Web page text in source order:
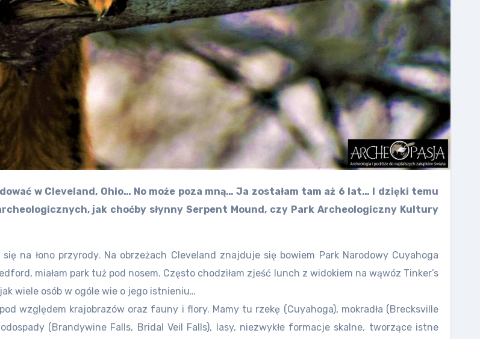
w Cleveland, Ohio… No może poza mną… Ja zostałam tam aż 6 lat… I dzięki temu
jak choćby słynny Serpent Mound, czy Park Archeologiczny Kultury
na łono przyrody. Na obrzeżach Cleveland znajduje się bowiem Park Narodowy Cuyahoga
miałam park tuż pod nosem. Często chodziłam zjeść lunch z widokiem na wąwóz Tinker’s
wiele osób w ogóle wie o jego istnieniu…
względem krajobrazów oraz fauny i flory. Mamy tu rzekę (Cuyahoga), mokradła (Brecksville
(Brandywine Falls, Bridal Veil Falls), lasy, niezwykłe formacje skalne, tworzące istne